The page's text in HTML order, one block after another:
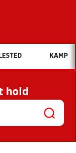
vil du søge efter?
OG NYHEDER
OG
KAMP
hold